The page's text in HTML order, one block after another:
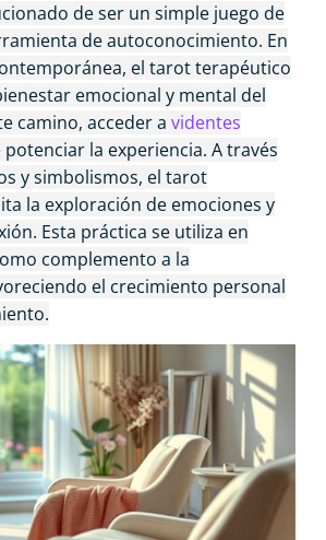
de ser un simple juego de
de autoconocimiento. En
el tarot terapéutico
emocional y mental del
camino, acceder avidentes
potenciar la experiencia. A través
y simbolismos, el tarot
la exploración de emociones y
Esta práctica se utiliza en
complemento a la
el crecimiento personal